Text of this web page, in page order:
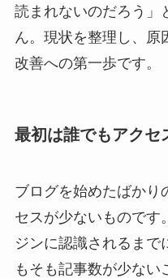
読まれないのだろう」
ん。現状を整理し、原
改善への第一歩です。
最初は誰でもアクセ
ブログを始めたばかり
セスが少ないものです
ジンに認識されるまで
もそも記事数が少ない